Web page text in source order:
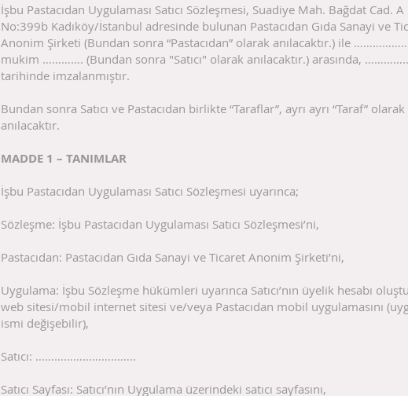
İşbu Pastacıdan Uygulaması Satıcı Sözleşmesi, Suadiye Mah. Bağdat Cad.
No:399b Kadıköy/İstanbul adresinde bulunan Pastacıdan Gıda Sanayi ve
Anonim Şirketi (Bundan sonra “Pastacıdan” olarak anılacaktır.) ile
mukim …………. (Bundan sonra "Satıcı" olarak anılacaktır.) arasında,
tarihinde imzalanmıştır.
Bundan sonra Satıcı ve Pastacıdan birlikte “Taraflar”, ayrı ayrı “Taraf” olarak
anılacaktır.
MADDE 1 – TANIMLAR
İşbu Pastacıdan Uygulaması Satıcı Sözleşmesi uyarınca;
Sözleşme: İşbu Pastacıdan Uygulaması Satıcı Sözleşmesi’ni,
Pastacıdan: Pastacıdan Gıda Sanayi ve Ticaret Anonim Şirketi’ni,
Uygulama: İşbu Sözleşme hükümleri uyarınca Satıcı’nın üyelik hesabı
web sitesi/mobil internet sitesi ve/veya Pastacıdan mobil uygulamasını
ismi değişebilir),
Satıcı: …………………………..
Satıcı Sayfası: Satıcı’nın Uygulama üzerindeki satıcı sayfasını,